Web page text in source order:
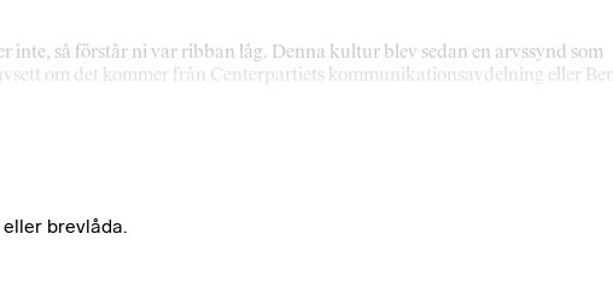
så förstår ni var ribban låg. Denna kultur blev sedan en arvssynd som
om det kommer från Centerpartiets kommunikationsavdelning eller
brevlåda.